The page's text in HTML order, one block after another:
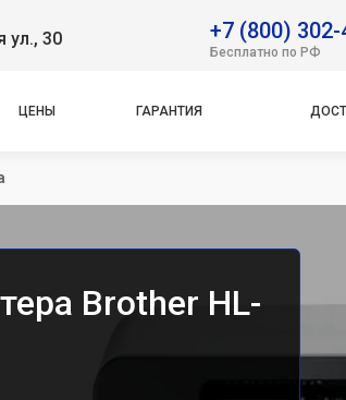
ул., 30 +7 (800)
Бесплатно по РФ
ЦЕНЫ ГАРАНТИЯ
Brother HL-